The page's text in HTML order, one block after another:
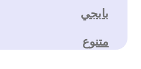
بابجي
متنوع